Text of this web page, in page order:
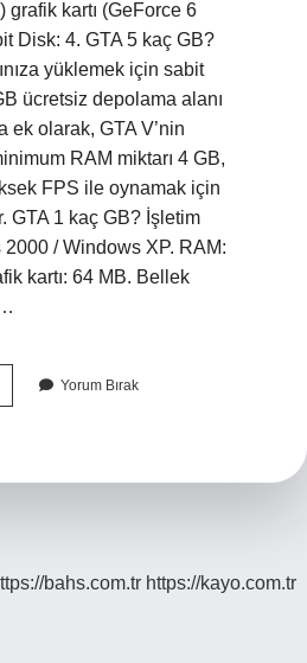
grafik kartı (GeForce 6
Disk: 4. GTA 5 kaç GB?
yüklemek için sabit
ücretsiz depolama alanı
ek olarak, GTA V’nin
RAM miktarı 4 GB,
FPS ile oynamak için
GTA 1 kaç GB? İşletim
/ Windows XP. RAM:
kartı: 64 MB. Bellek
Yorum Bırak
bahs.com.tr https://kayo.com.tr